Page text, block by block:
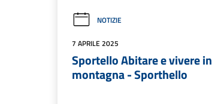
NOTIZIE
7 APRILE 2025
Sportello Abitare e vivere in
montagna - Sporthello